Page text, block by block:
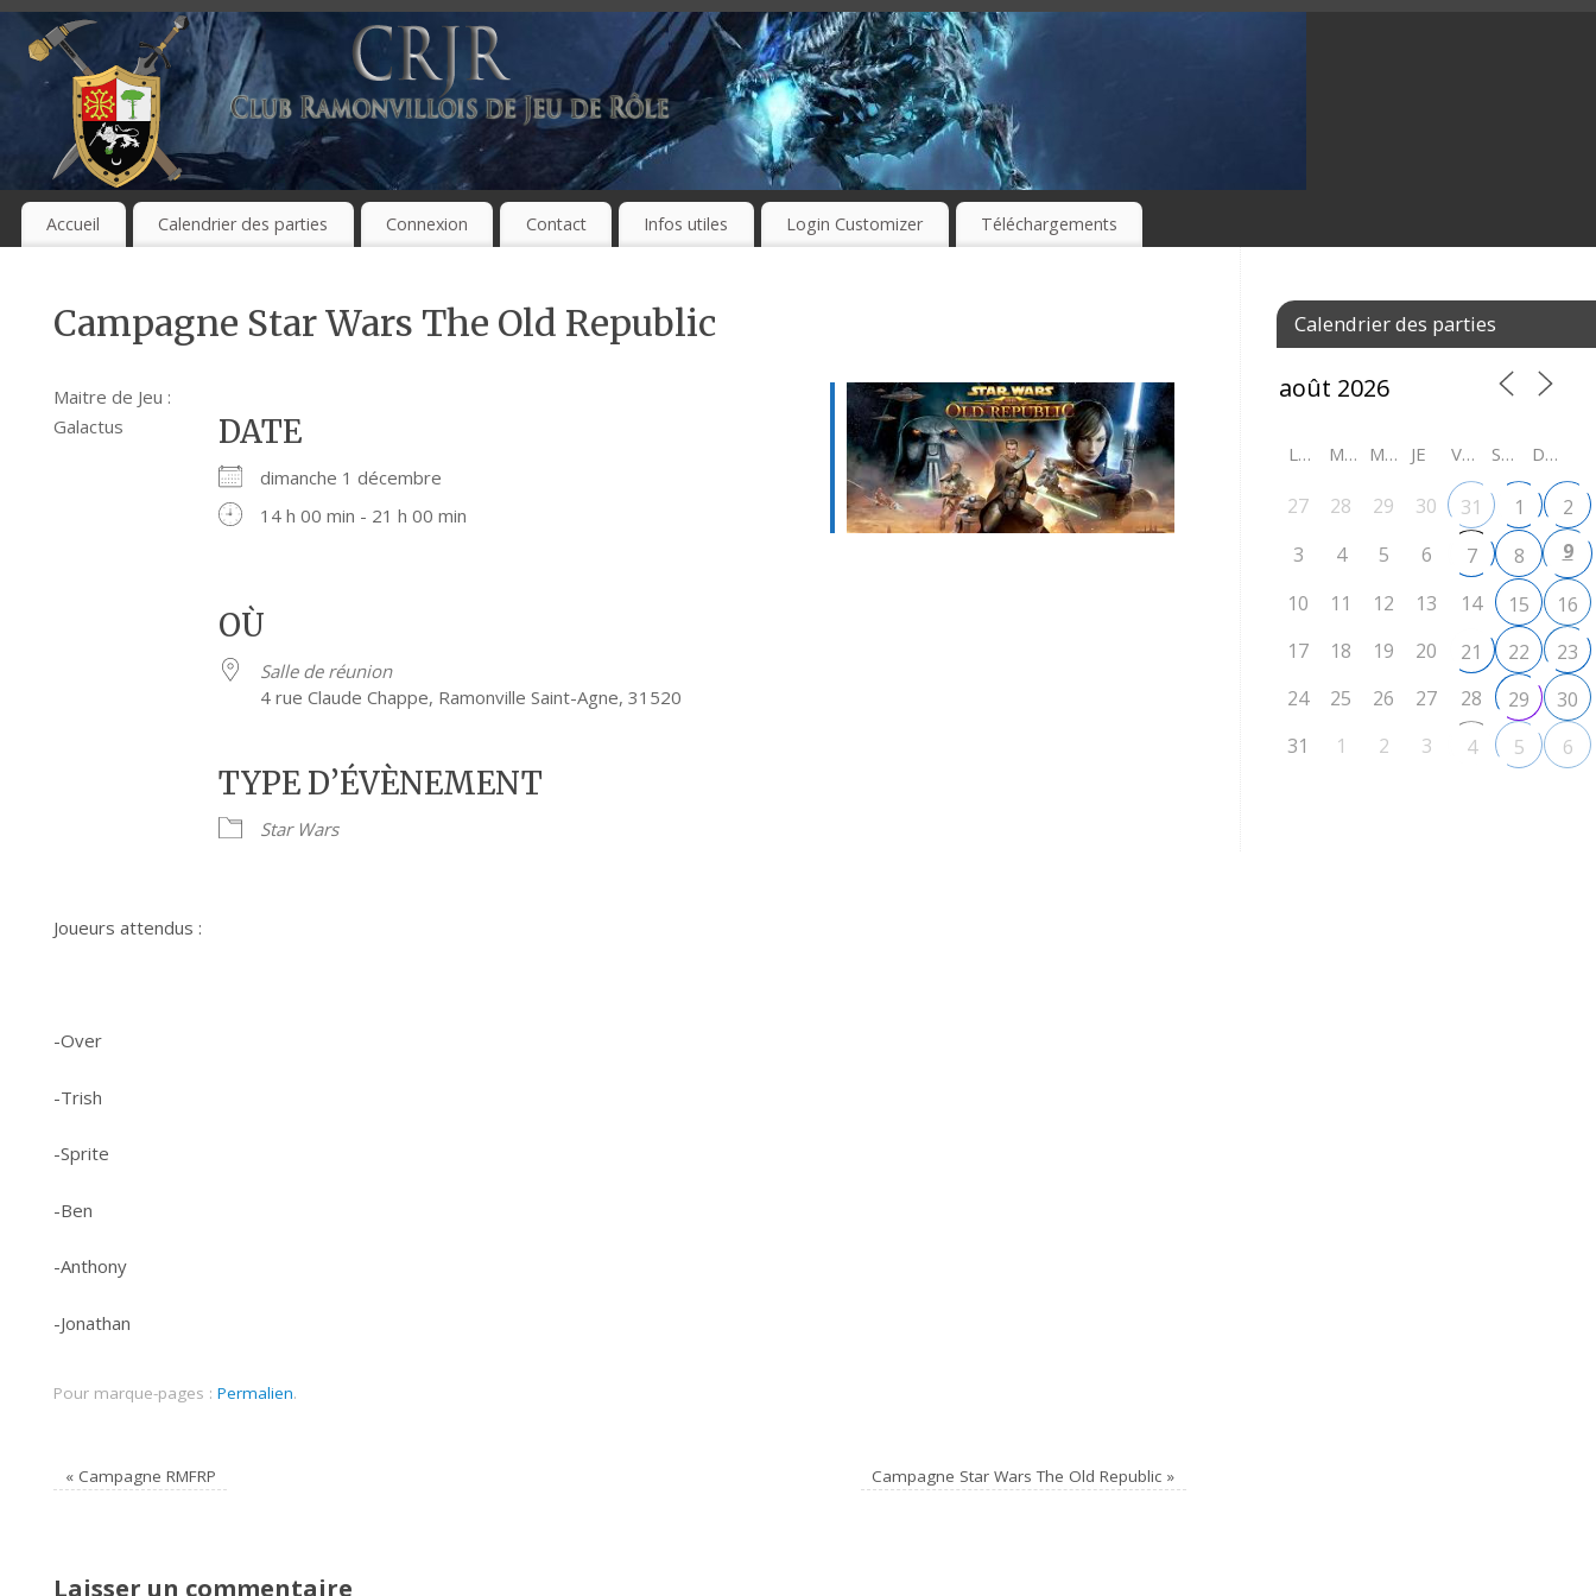
Accueil Calendrier des parties Connexion Contact Infos utiles Login Customizer Téléchargements
Campagne Star Wars The Old Republic
Maitre de Jeu :
Galactus
DATE
dimanche 1 décembre
14 h 00 min - 21 h 00 min
OÙ
Salle de réunion
4 rue Claude Chappe, Ramonville Saint-Agne, 31520
TYPE D’ÉVÈNEMENT
Star Wars
Joueurs attendus :
-Over
-Trish
-Sprite
-Ben
-Anthony
-Jonathan
Pour marque-pages : Permalien.
«Campagne RMFRP Campagne Star Wars The Old Republic »
Laisser un commentaire
Calendrier des parties
LU MA ME JE VE SA DI
27 28 29 30 31 1
2
3
4 5 6 7 8
9
10
11 12 13 14 15
16
17
18 19 20 21 22
23
24
25 26 27 28 29
30
31
1 2 3 4 5 6